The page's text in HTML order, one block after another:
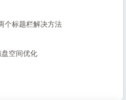
个标题栏解决方法
空间优化